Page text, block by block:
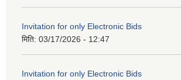
Invitation for only Electronic Bids
मिति: 03/17/2026 - 12:47
Invitation for only Electronic Bids